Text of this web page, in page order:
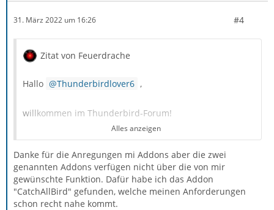
31. März 2022 um 16:26 #4
Zitat von Feuerdrache
Hallo Thunderbirdlover6 ,
willkommen im Thunderbird-Forum!
Diese Erweiterung (= Add-on)Identity Chooser
hilft
Dir da weiter.
Als Alternative gibt es auch noch die Erweiterung
Correct Identity
.
Alles anzeigen
Danke für die Anregungen mi Addons aber die zwei
genannten Addons verfügen nicht über die von mir
gewünschte Funktion. Dafür habe ich das Addon
"CatchAllBird" gefunden, welche meinen Anforderungen
schon recht nahe kommt.